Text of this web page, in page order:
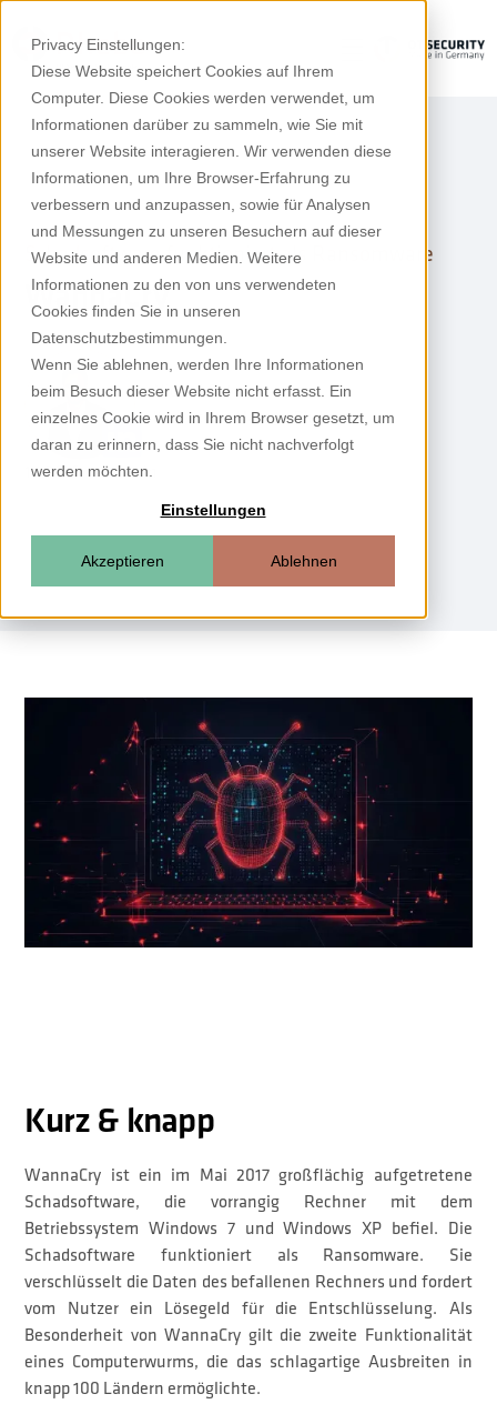
Privacy Einstellungen:
Diese Website speichert Cookies auf Ihrem
Computer. Diese Cookies werden verwendet, um
Informationen darüber zu sammeln, wie Sie mit
unserer Website interagieren. Wir verwenden diese
Informationen, um Ihre Browser-Erfahrung zu
verbessern und anzupassen, sowie für Analysen
und Messungen zu unseren Besuchern auf dieser
Website und anderen Medien. Weitere
Informationen zu den von uns verwendeten
Cookies finden Sie in unseren
Datenschutzbestimmungen.
Wenn Sie ablehnen, werden Ihre Informationen
beim Besuch dieser Website nicht erfasst. Ein
einzelnes Cookie wird in Ihrem Browser gesetzt, um
daran zu erinnern, dass Sie nicht nachverfolgt
werden möchten.
Einstellungen
Akzeptieren Ablehnen
Schadsoftware funktioniert als Ransomware
WannaCry
Nicolai Sukup
Key Account Manager Rhebo
1.1.2018 10 min
Kurz & knapp
WannaCry ist ein im Mai 2017 großflächig aufgetretene
Schadsoftware, die vorrangig Rechner mit dem
Betriebssystem Windows 7 und Windows XP befiel. Die
Schadsoftware funktioniert als Ransomware. Sie
verschlüsselt die Daten des befallenen Rechners und fordert
vom Nutzer ein Lösegeld für die Entschlüsselung. Als
Besonderheit von WannaCry gilt die zweite Funktionalität
eines Computerwurms, die das schlagartige Ausbreiten in
knapp 100 Ländern ermöglichte.